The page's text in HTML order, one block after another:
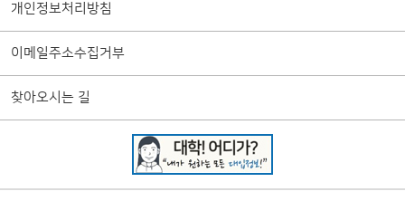
개인정보처리방침
이메일주소수집거부
찾아오시는 길